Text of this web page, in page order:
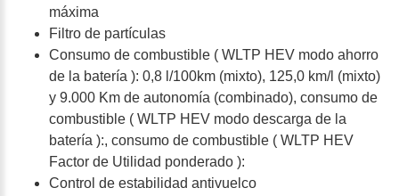
máxima
Filtro de partículas
Consumo de combustible ( WLTP HEV modo ahorro
de la batería ): 0,8 l/100km (mixto), 125,0 km/l (mixto)
y 9.000 Km de autonomía (combinado), consumo de
combustible ( WLTP HEV modo descarga de la
batería ):, consumo de combustible ( WLTP HEV
Factor de Utilidad ponderado ):
Control de estabilidad antivuelco